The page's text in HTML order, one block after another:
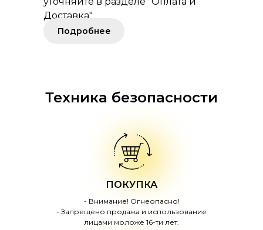
Доставка".
Подробнее
ПОКУПКА
- Внимание! Огнеопасно!
- Запрещено продажа и использование
лицами моложе 16-ти лет.
Техника безопасности